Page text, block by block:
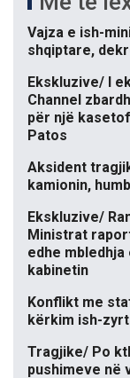
Vajza e ish-
shqiptare,
Ekskluzive/ I
Channel
për një
Patos
Aksident
kamionin,
Ekskluzive/
Ministrat
edhe
kabinetin
Konflikt me
kërkim ish-
Tragjike/ Po
pushimeve në